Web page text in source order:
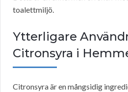
toalettmiljö.
Ytterligare
Citronsyra i
Citronsyra är en mångsidig